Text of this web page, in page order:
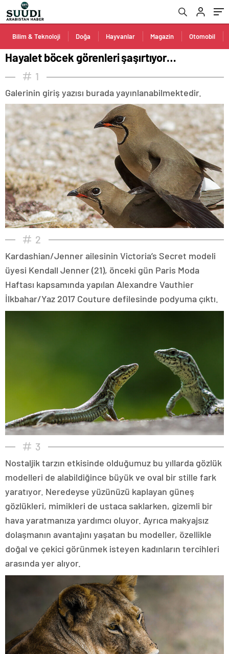
Bilim & Teknoloji Doğa Hayvanlar Magazin Otomobil
Hayalet böcek görenleri şaşırtıyor…
1
Galerinin giriş yazısı burada yayınlanabilmektedir.
2
Kardashian/Jenner ailesinin Victoria’s Secret modeli
üyesi Kendall Jenner (21), önceki gün Paris Moda
Haftası kapsamında yapılan Alexandre Vauthier
İlkbahar/Yaz 2017 Couture defilesinde podyuma çıktı.
3
Nostaljik tarzın etkisinde olduğumuz bu yıllarda gözlük
modelleri de alabildiğince büyük ve oval bir stille fark
yaratıyor. Neredeyse yüzünüzü kaplayan güneş
gözlükleri, mimikleri de ustaca saklarken, gizemli bir
hava yaratmanıza yardımcı oluyor. Ayrıca makyajsız
dolaşmanın avantajını yaşatan bu modeller, özellikle
doğal ve çekici görünmek isteyen kadınların tercihleri
arasında yer alıyor.